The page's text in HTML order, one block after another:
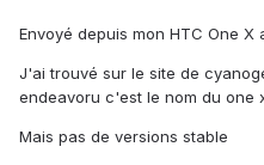
Envoyé depuis mon HTC One X
J'ai trouvé sur le site de
endeavoru c'est le nom du one
Mais pas de versions stable